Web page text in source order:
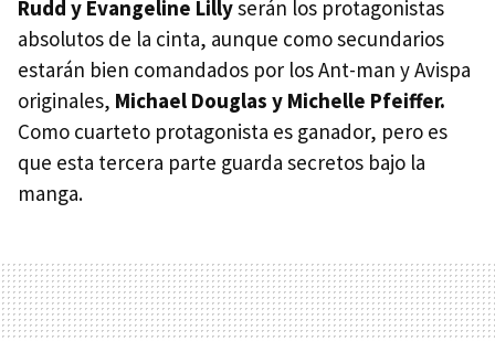
Rudd y Evangeline Lillyserán los protagonistas
absolutos de la cinta, aunque como secundarios
estarán bien comandados por los Ant-man y Avispa
originales, Michael Douglas y Michelle Pfeiffer.
Como cuarteto protagonista es ganador, pero es
que esta tercera parte guarda secretos bajo la
manga.